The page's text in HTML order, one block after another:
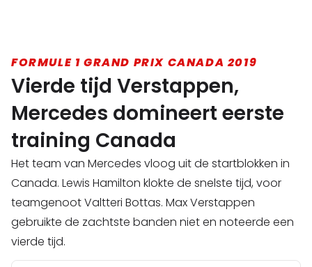
FORMULE 1 GRAND PRIX CANADA 2019
Vierde tijd Verstappen,
Mercedes domineert eerste
training Canada
Het team van Mercedes vloog uit de startblokken in
Canada. Lewis Hamilton klokte de snelste tijd, voor
teamgenoot Valtteri Bottas. Max Verstappen
gebruikte de zachtste banden niet en noteerde een
vierde tijd.